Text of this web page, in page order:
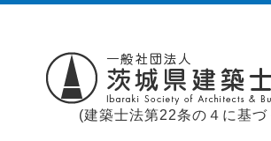
(建築士法第22条の４に基づ